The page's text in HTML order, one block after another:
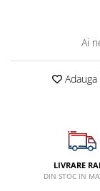
Ai
Adauga
LIVRARE
DIN STOC IN